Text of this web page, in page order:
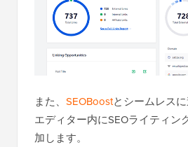
また、 SEOBoostとシームレス
エディター内にSEOライティン
加します。